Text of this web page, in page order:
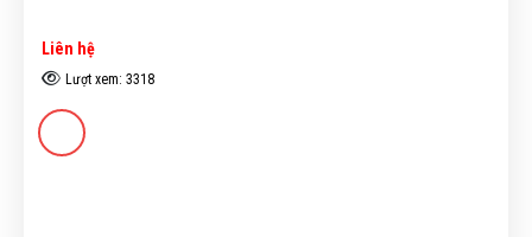
Liên hệ
Lượt xem: 3318